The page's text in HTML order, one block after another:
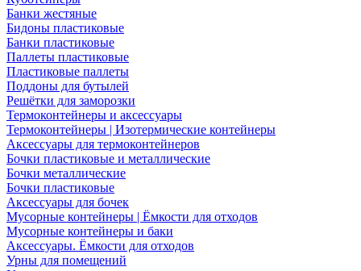
Банки жестяные
Бидоны пластиковые
Банки пластиковые
Паллеты пластиковые
Пластиковые паллеты
Поддоны для бутылей
Решётки для заморозки
Термоконтейнеры и аксессуары
Термоконтейнеры | Изотермические контейнеры
Аксессуары для термоконтейнеров
Бочки пластиковые и металлические
Бочки металлические
Бочки пластиковые
Аксессуары для бочек
Мусорные контейнеры | Ёмкости для отходов
Мусорные контейнеры и баки
Аксессуары. Ёмкости для отходов
Урны для помещений